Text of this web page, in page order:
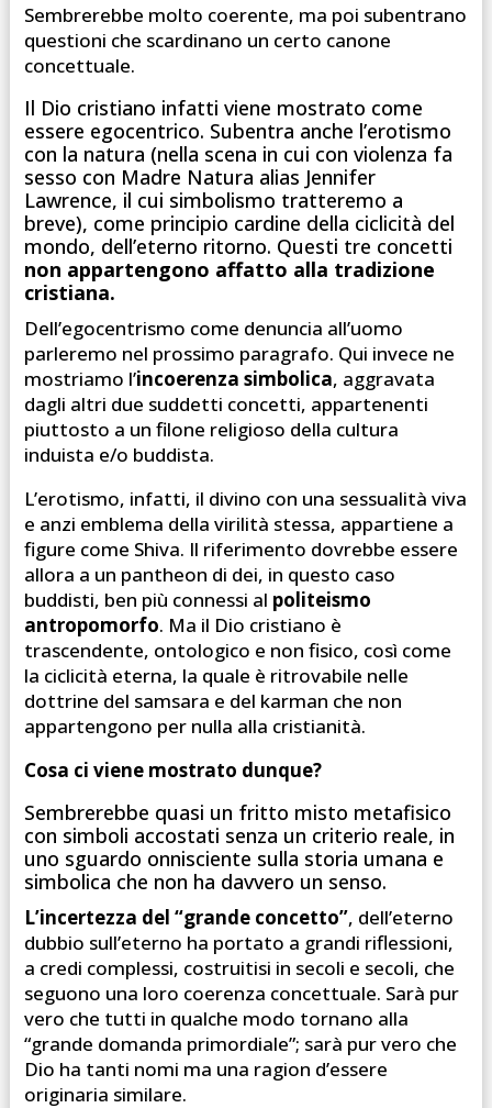
Sembrerebbe molto coerente, ma poi subentrano
questioni che scardinano un certo canone
concettuale.
Il Dio cristiano infatti viene mostrato come
essere egocentrico. Subentra anche l’erotismo
con la natura (nella scena in cui con violenza fa
sesso con Madre Natura alias Jennifer
Lawrence, il cui simbolismo tratteremo a
breve), come principio cardine della ciclicità del
mondo, dell’eterno ritorno. Questi tre concetti
non appartengono affatto alla tradizione
cristiana.
Dell’egocentrismo come denuncia all’uomo
parleremo nel prossimo paragrafo. Qui invece ne
mostriamo l’incoerenza simbolica, aggravata
dagli altri due suddetti concetti, appartenenti
piuttosto a un filone religioso della cultura
induista e/o buddista.
L’erotismo, infatti, il divino con una sessualità viva
e anzi emblema della virilità stessa, appartiene a
figure come Shiva. Il riferimento dovrebbe essere
allora a un pantheon di dei, in questo caso
buddisti, ben più connessi al politeismo
antropomorfo. Ma il Dio cristiano è
trascendente, ontologico e non fisico, così come
la ciclicità eterna, la quale è ritrovabile nelle
dottrine del samsara e del karman che non
appartengono per nulla alla cristianità.
Cosa ci viene mostrato dunque?
Sembrerebbe quasi un fritto misto metafisico
con simboli accostati senza un criterio reale, in
uno sguardo onnisciente sulla storia umana e
simbolica che non ha davvero un senso.
L’incertezza del “grande concetto”, dell’eterno
dubbio sull’eterno ha portato a grandi riflessioni,
a credi complessi, costruitisi in secoli e secoli, che
seguono una loro coerenza concettuale. Sarà pur
vero che tutti in qualche modo tornano alla
“grande domanda primordiale”; sarà pur vero che
Dio ha tanti nomi ma una ragion d’essere
originaria similare.